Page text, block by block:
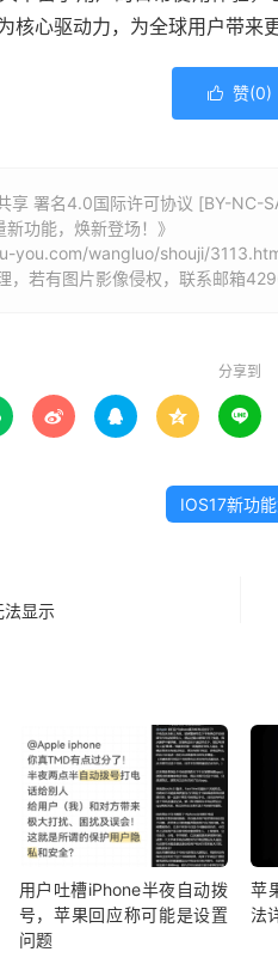
核心驱动力，为全球用户带来
 赞(0)
享 署名4.0国际许可协议 [BY-NC-
功能，焕新登场！》
you.com/wangluo/shouji/
，若有图片影像侵权，联系邮箱
分享到
   
IOS17新功
法显示
用户吐槽iPhone半夜自动拨
号，苹果回应称可能是设置
问题
苹
法